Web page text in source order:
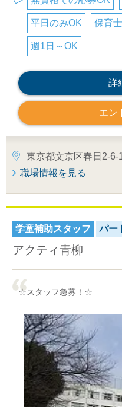
平日のみOK 保育
週1日～OK
詳
エン
東京都文京区春日2-6-
職場情報を見る
学童補助スタッフ パー
アクティ青柳
☆スタッフ急募！☆